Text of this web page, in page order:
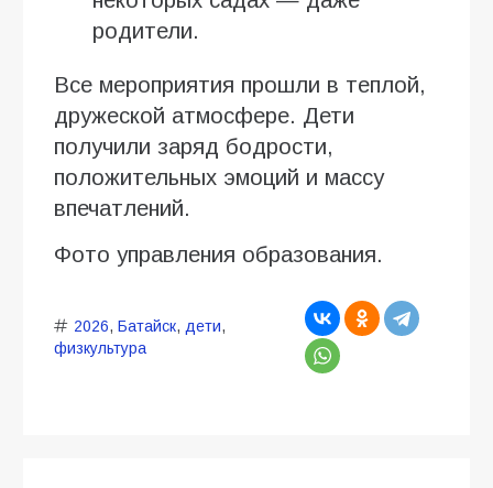
родители.
Все мероприятия прошли в теплой,
дружеской атмосфере. Дети
получили заряд бодрости,
положительных эмоций и массу
впечатлений.
Фото управления образования.
2026, Батайск, дети,
физкультура